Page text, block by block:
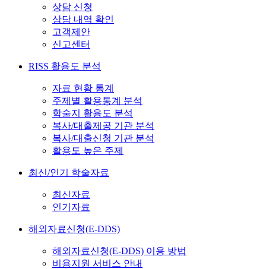
상담 신청
상담 내역 확인
고객제안
신고센터
RISS 활용도 분석
자료 현황 통계
주제별 활용통계 분석
학술지 활용도 분석
복사/대출제공 기관 분석
복사/대출신청 기관 분석
활용도 높은 주제
최신/인기 학술자료
최신자료
인기자료
해외자료신청(E-DDS)
해외자료신청(E-DDS) 이용 방법
비용지원 서비스 안내